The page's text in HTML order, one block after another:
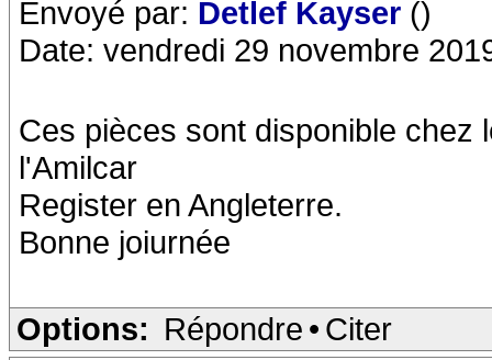
Envoyé par: Detlef Kayser ()
Date: vendredi 29 novembre
Ces pièces sont disponible chez
l'Amilcar
Register en Angleterre.
Bonne joiurnée
Options: Répondre • Citer